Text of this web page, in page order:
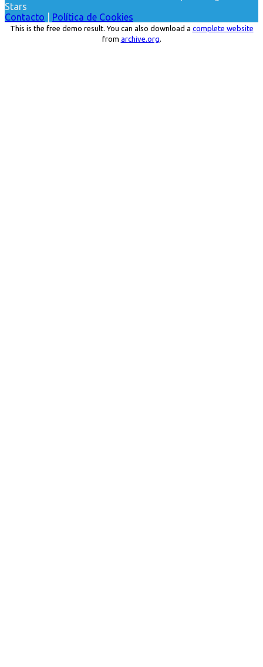
Stars
Contacto
Política de Cookies
This is the free demo result. You can also download a complete website
from archive.org.